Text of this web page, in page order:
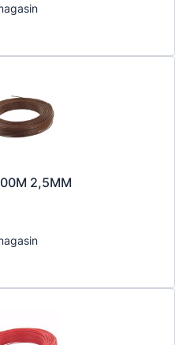
2,5MM